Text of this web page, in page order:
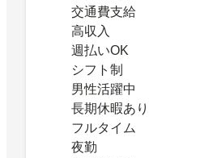
交通費支給
高収入
週払いOK
シフト制
男性活躍中
長期休暇あり
フルタイム
夜勤